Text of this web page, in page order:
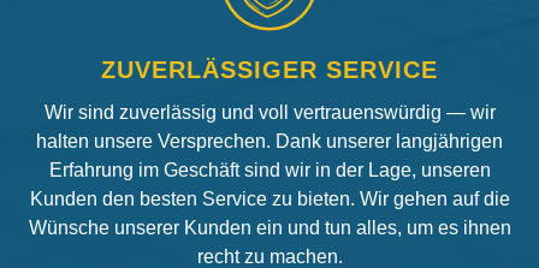
ZUVERLÄSSIGER SERVICE
Wir sind zuverlässig und voll vertrauenswürdig — wir
halten unsere Versprechen. Dank unserer langjährigen
Erfahrung im Geschäft sind wir in der Lage, unseren
Kunden den besten Service zu bieten. Wir gehen auf die
Wünsche unserer Kunden ein und tun alles, um es ihnen
recht zu machen.